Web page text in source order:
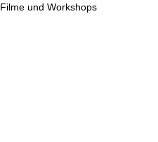
Filme und Workshops